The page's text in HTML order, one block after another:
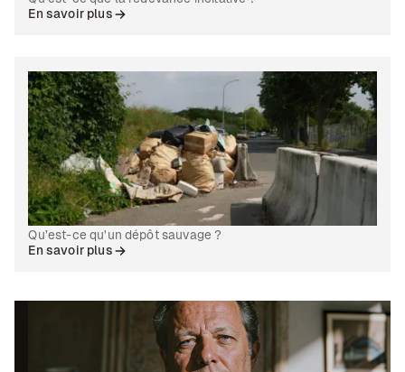
En savoir plus
Qu’est-ce qu'un dépôt sauvage ?
En savoir plus